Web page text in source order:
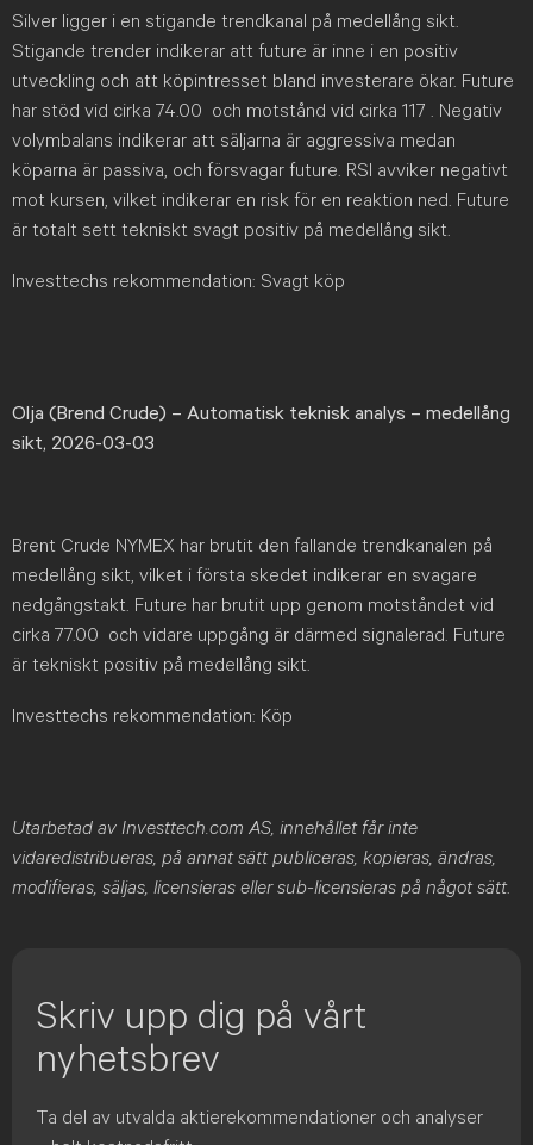
Silver ligger i en stigande trendkanal på medellång sikt.
Stigande trender indikerar att future är inne i en positiv
utveckling och att köpintresset bland investerare ökar. Future
har stöd vid cirka 74.00 och motstånd vid cirka 117 . Negativ
volymbalans indikerar att säljarna är aggressiva medan
köparna är passiva, och försvagar future. RSI avviker negativt
mot kursen, vilket indikerar en risk för en reaktion ned. Future
är totalt sett tekniskt svagt positiv på medellång sikt.
Investtechs rekommendation: Svagt köp
Olja (Brend Crude) – Automatisk teknisk analys – medellång
sikt, 2026-03-03
Brent Crude NYMEX har brutit den fallande trendkanalen på
medellång sikt, vilket i första skedet indikerar en svagare
nedgångstakt. Future har brutit upp genom motståndet vid
cirka 77.00 och vidare uppgång är därmed signalerad. Future
är tekniskt positiv på medellång sikt.
Investtechs rekommendation: Köp
Utarbetad av Investtech.com AS, innehållet får inte
vidaredistribueras, på annat sätt publiceras, kopieras, ändras,
modifieras, säljas, licensieras eller sub-licensieras på något sätt.
Skriv upp dig på vårt
nyhetsbrev
Ta del av utvalda aktierekommendationer och analyser